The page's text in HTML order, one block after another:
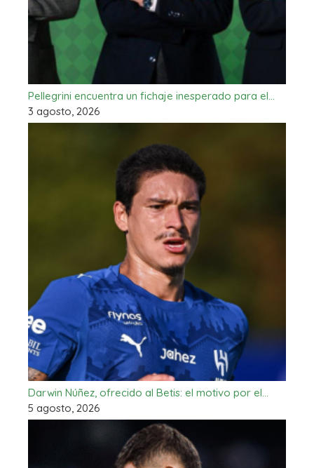
Pellegrini encuentra un fichaje inesperado para el…
3 agosto, 2026
Darwin Núñez, ofrecido al Betis: el motivo por el…
5 agosto, 2026